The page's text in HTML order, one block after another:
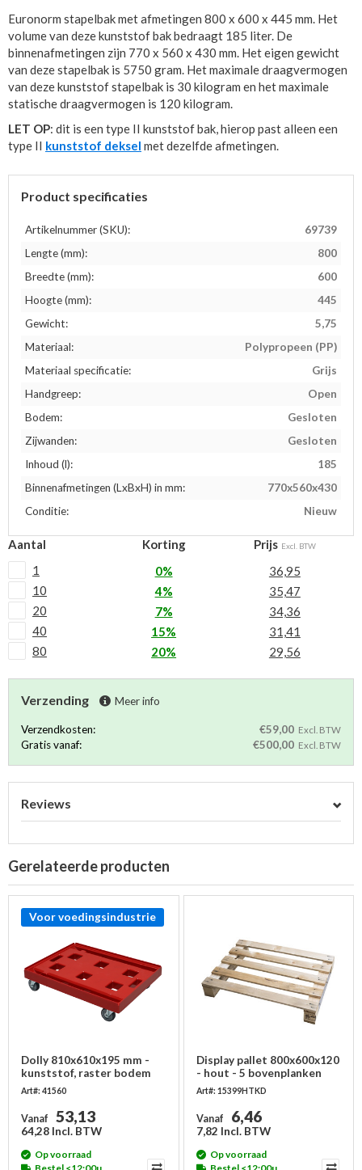
Euronorm stapelbak met afmetingen 800 x 600 x 445 mm. Het
volume van deze kunststof bak bedraagt 185 liter. De
binnenafmetingen zijn 770 x 560 x 430 mm. Het eigen gewicht
van deze stapelbak is 5750 gram. Het maximale draagvermogen
van deze kunststof stapelbak is 30 kilogram en het maximale
statische draagvermogen is 120 kilogram.
LET OP: dit is een type II kunststof bak, hierop past alleen een
type II kunststof deksel met dezelfde afmetingen.
Product specificaties
Artikelnummer (SKU):
69739
Lengte (mm):
800
Breedte (mm):
600
Hoogte (mm):
445
Gewicht:
5,75
Materiaal:
Polypropeen (PP)
Materiaal specificatie:
Grijs
Handgreep:
Open
Bodem:
Gesloten
Zijwanden:
Gesloten
Inhoud (l):
185
Binnenafmetingen (LxBxH) in mm:
770x560x430
Conditie:
Nieuw
Aantal Korting Prijs Excl. BTW
1 0%
36,95
10
4%
35,47
20
7%
34,36
40
15%
31,41
80
20% 29,56
Verzending Meer info
Verzendkosten: €59,00 Excl. BTW
Gratis vanaf: €500,00 Excl. BTW
Reviews
Gerelateerde producten
Voor voedingsindustrie
Dolly 810x610x195 mm -
kunststof, raster bodem
Art#: 41560
Vanaf 53,13
64,28 Incl. BTW
Op voorraad
Bestel <12:00u,
Display pallet 800x600x120
- hout - 5 bovenplanken
Art#: 15399HTKD
Vanaf 6,46
7,82 Incl. BTW
Op voorraad
Bestel <12:00u,